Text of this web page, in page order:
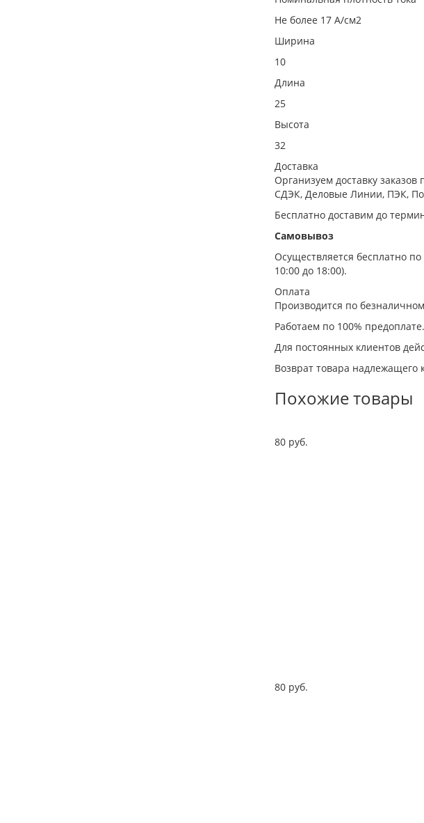
Не более 17 А/см2
Ширина
10
Длина
25
Высота
32
Доставка
Организуем доставку
СДЭК, Деловые Линии, ПЭК,
Бесплатно доставим до
Самовывоз
Осуществляется бесплатно
10:00 до 18:00).
Оплата
Производится по
Работаем по 100% предоплате.
Для постоянных клиентов
Возврат товара надлежащего
Похожие товары
80 руб.
80 руб.